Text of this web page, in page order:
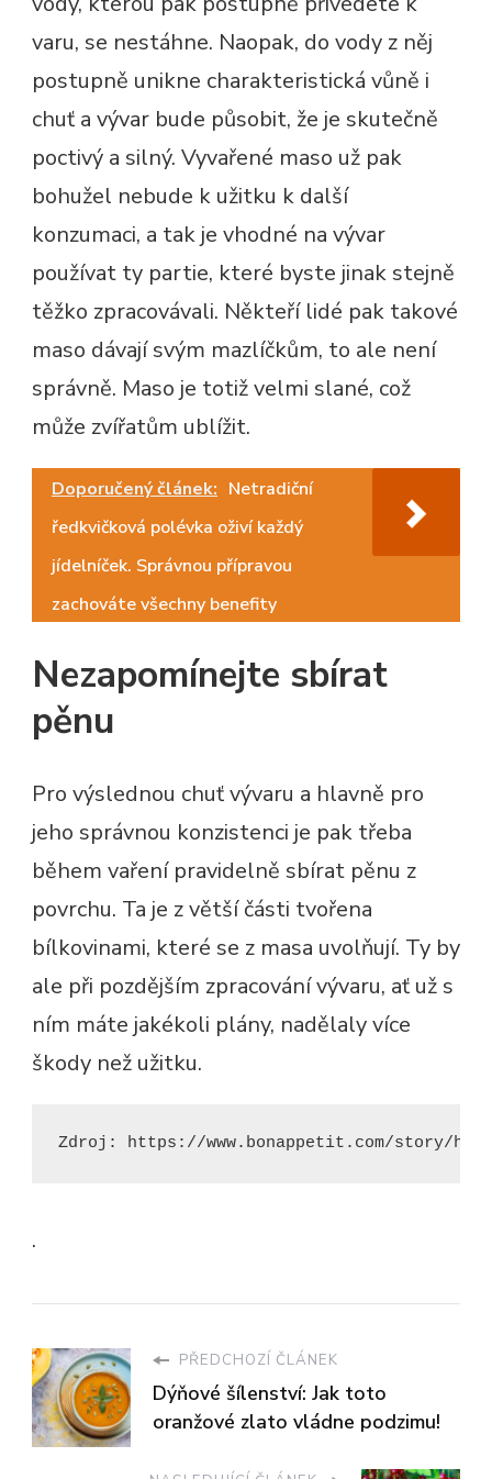
varu, se nestáhne. Naopak, do vody z něj
postupně unikne charakteristická vůně i
chuť a vývar bude působit, že je skutečně
poctivý a silný. Vyvařené maso už pak
bohužel nebude k užitku k další
konzumaci, a tak je vhodné na vývar
používat ty partie, které byste jinak stejně
těžko zpracovávali. Někteří lidé pak takové
maso dávají svým mazlíčkům, to ale není
správně. Maso je totiž velmi slané, což
může zvířatům ublížit.
Doporučený článek: Netradiční
ředkvičková polévka oživí každý
jídelníček. Správnou přípravou
zachováte všechny benefity
Nezapomínejte sbírat
pěnu
Pro výslednou chuť vývaru a hlavně pro
jeho správnou konzistenci je pak třeba
během vaření pravidelně sbírat pěnu z
povrchu. Ta je z větší části tvořena
bílkovinami, které se z masa uvolňují. Ty by
ale při pozdějším zpracování vývaru, ať už s
ním máte jakékoli plány, nadělaly více
škody než užitku.
Zdroj: https://www.bonappetit.com/story/
.
PŘEDCHOZÍ ČLÁNEK
Dýňové šílenství: Jak toto
oranžové zlato vládne podzimu!